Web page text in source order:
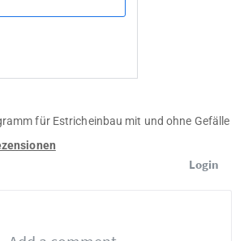
für Estricheinbau mit und ohne Gefälle
Login